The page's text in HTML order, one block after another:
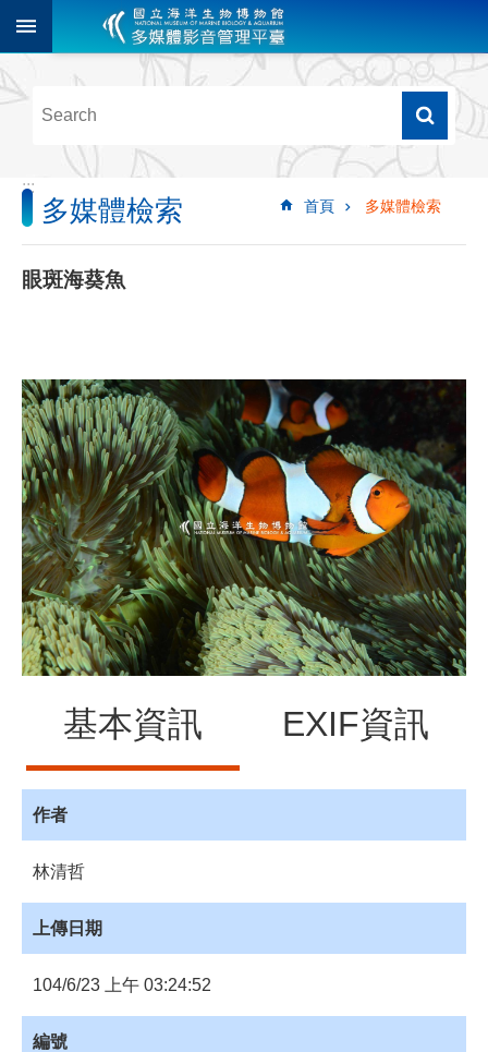
跳到主要內容區塊
階
尋
多
媒
體
檢
像
影
音
音
源
訊
息
發
布
諮
詢
會
員
專
區
館
員
:::
首頁 多媒體檢索
多媒體檢索
眼斑海葵魚
基本資訊 EXIF資訊
作者
林清哲
上傳日期
104/6/23 上午 03:24:52
編號